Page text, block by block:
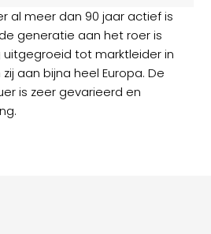
al meer dan 90 jaar actief is
generatie aan het roer is
uitgegroeid tot marktleider in
aan bijna heel Europa. De
is zeer gevarieerd en